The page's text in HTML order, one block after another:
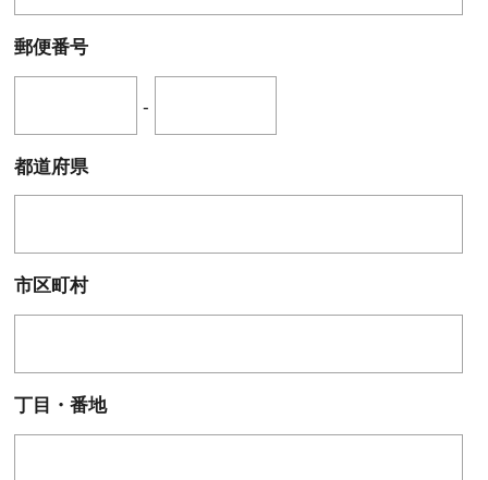
郵便番号
-
都道府県
市区町村
丁目・番地